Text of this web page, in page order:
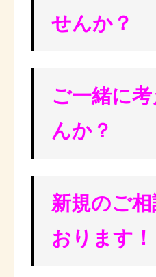
せんか？
ご一緒に
んか？
新規のご
おります！